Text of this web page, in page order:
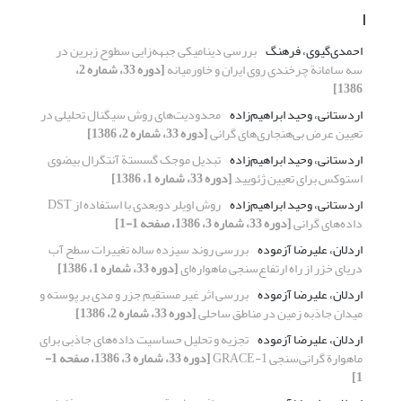
ا
احمدی‌گیوی، فرهنگ بررسی دینامیکی جبهه‌زایی سطوح زبرین در
سه سامانة چرخندی روی ایران و خاورمیانه [دوره 33، شماره 2،
1386]
اردستانی، وحید ابراهیم‌زاده محدودیت‌های روش سیگنال تحلیلی در
تعیین عرض بی‌هنجاری‌های گرانی[دوره 33، شماره 2، 1386]
اردستانی، وحید ابراهیم‌زاده تبدیل موجک گسستة آنتگرال بیضوی
استوکس برای تعیین ژئویید[دوره 33، شماره 1، 1386]
اردستانی، وحید ابراهیم‌زاده
روش اویلر دوبعدی با استفاده از DST
داده‌های گرانی[دوره 33، شماره 3، 1386، صفحه 1-1]
اردلان، علیرضا آزموده بررسی روند سیزده ساله تغییرات سطح آب
دریای ‌خزر از راه ارتفاع‌سنجی ماهواره‌ای[دوره 33، شماره 1، 1386]
اردلان، علیرضا آزموده بررسی اثر غیر مستقیم جزر و مدی بر پوسته و
میدان جاذبه زمین در مناطق ساحلی[دوره 33، شماره 2، 1386]
اردلان، علیرضا آزموده تجزیه و تحلیل حساسیت داده‌های جاذبی برای
ماهوارة گرانی‌سنجی GRACE-1 [دوره 33، شماره 3، 1386، صفحه 1-
1]